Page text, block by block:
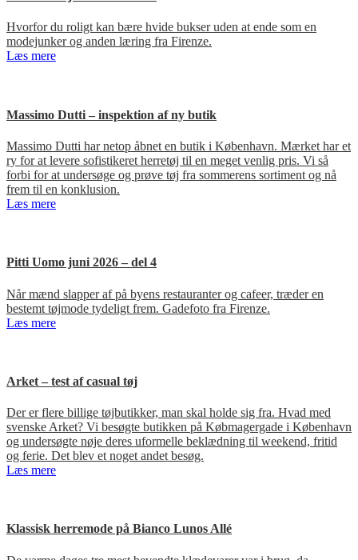
Hvorfor du roligt kan bære hvide bukser uden at ende som en
modejunker og anden læring fra Firenze.
Læs mere
Massimo Dutti – inspektion af ny butik
Massimo Dutti har netop åbnet en butik i København. Mærket har et
ry for at levere sofistikeret herretøj til en meget venlig pris. Vi så
forbi for at undersøge og prøve tøj fra sommerens sortiment og nå
frem til en konklusion.
Læs mere
Pitti Uomo juni 2026 – del 4
Når mænd slapper af på byens restauranter og cafeer, træder en
bestemt tøjmode tydeligt frem. Gadefoto fra Firenze.
Læs mere
Arket – test af casual tøj
Der er flere billige tøjbutikker, man skal holde sig fra. Hvad med
svenske Arket? Vi besøgte butikken på Købmagergade i København
og undersøgte nøje deres uformelle beklædning til weekend, fritid
og ferie. Det blev et noget andet besøg.
Læs mere
Klassisk herremode på Bianco Lunos Allé